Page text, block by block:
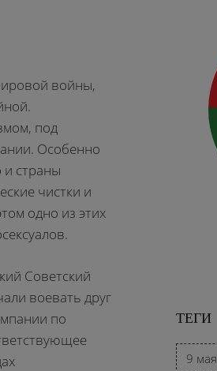
войны,
под
Особенно
и страны
чистки и
одно из этих
Советский
воевать друг
по
ТЕГИ
9 мая